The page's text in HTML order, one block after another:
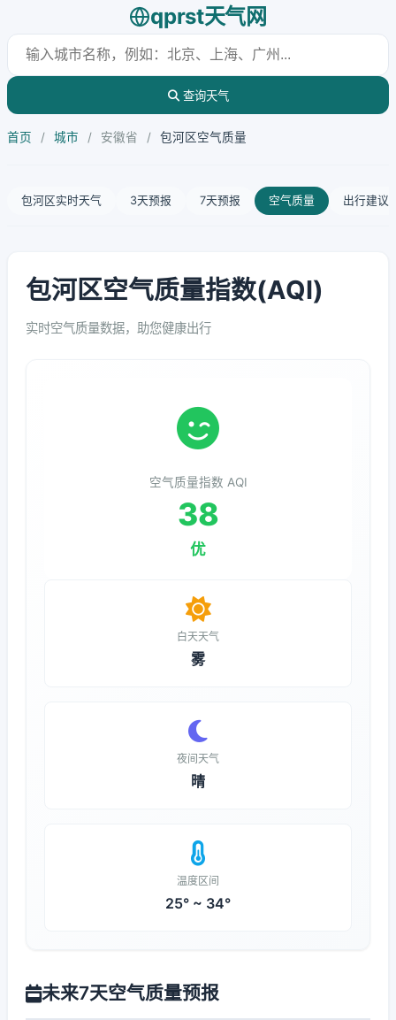
qprst天气网
查询天气
首页 / 城市 / 安徽省 / 包河区空气质量
包河区实时天气 3天预报 7天预报 空气质量 出行建议
包河区空气质量指数(AQI)
实时空气质量数据，助您健康出行
空气质量指数 AQI
38
优
白天天气
雾
夜间天气
晴
温度区间
25° ~ 34°
未来7天空气质量预报